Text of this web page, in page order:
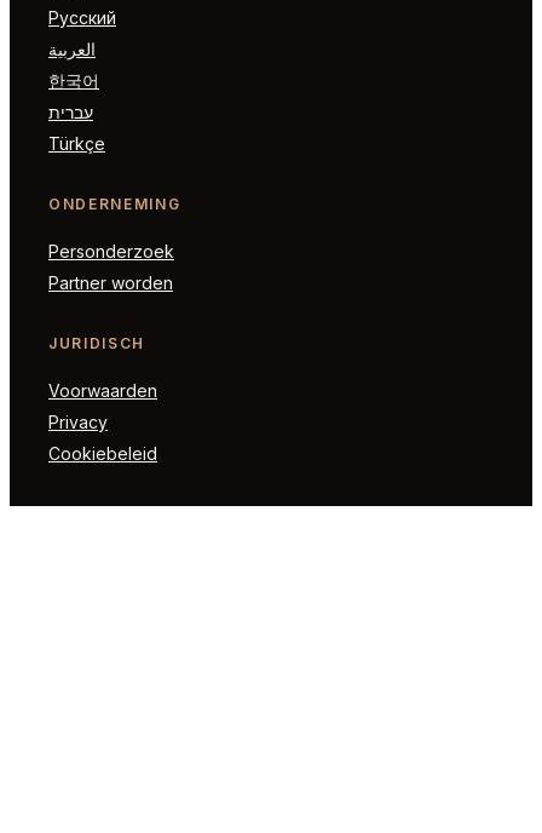
Русский
العربية
한국어
עברית
Türkçe
ONDERNEMING
Personderzoek
Partner worden
JURIDISCH
Voorwaarden
Privacy
Cookiebeleid